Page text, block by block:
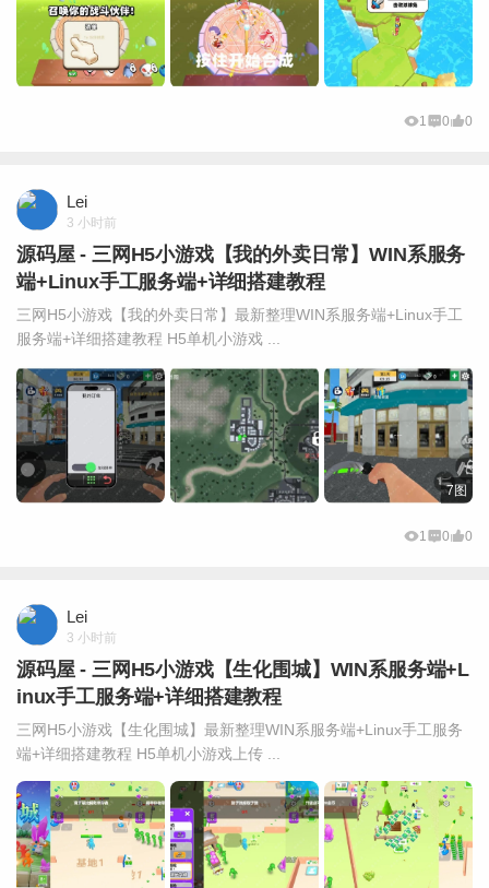
1 0 0
Lei
3 小时前
源码屋 - 三网H5小游戏【我的外卖日常】WIN系服务
端+Linux手工服务端+详细搭建教程
三网H5小游戏【我的外卖日常】最新整理WIN系服务端+Linux手工
服务端+详细搭建教程 H5单机小游戏 ...
7图
1 0 0
Lei
3 小时前
源码屋 - 三网H5小游戏【生化围城】WIN系服务端+L
inux手工服务端+详细搭建教程
三网H5小游戏【生化围城】最新整理WIN系服务端+Linux手工服务
端+详细搭建教程 H5单机小游戏上传 ...